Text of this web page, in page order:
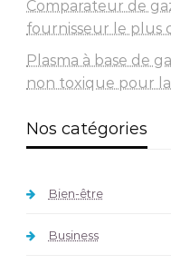
Comparateur de
fournisseur le plus
Plasma à base de
non toxique pour
Nos catégories
Bien-être
Business